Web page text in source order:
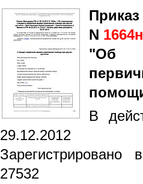
N 1664н
"Об
В
29.12.2012
27532